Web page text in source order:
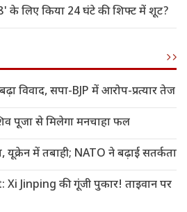
के लिए किया 24 घंटे की शिफ्ट में शूट?
विवाद, सपा-BJP में आरोप-प्रत्यार तेज
पूजा से मिलेगा मनचाहा फल
में तबाही; NATO ने बढ़ाई सतर्कता
Jinping की गूंजी पुकार! ताइवान पर